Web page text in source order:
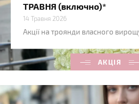
АКЦІЯ
ТРАВНЯ (включно)*
14 Травня 2026
Акції на троянди власного